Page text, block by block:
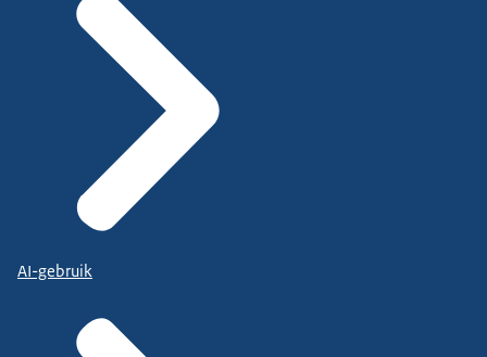
AI-gebruik